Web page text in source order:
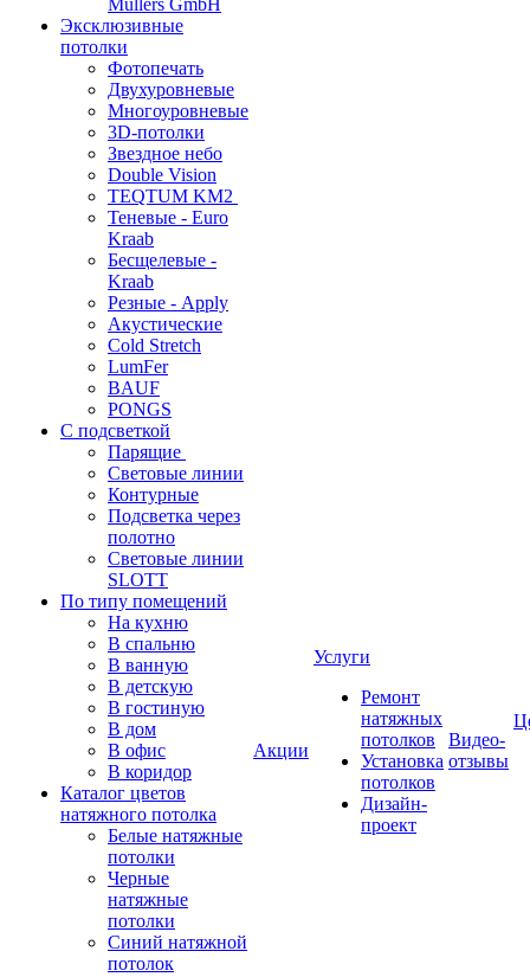
Müllers GmbH
Эксклюзивные
потолки
Фотопечать
Двухуровневые
Многоуровневые
3D-потолки
Звездное небо
Double Vision
TEQTUM KM2
Теневые - Euro
Kraab
Бесщелевые -
Kraab
Резные - Apply
Акустические
Cold Stretch
LumFer
BAUF
PONGS
С подсветкой
Парящие
Световые линии
Контурные
Подсветка через
полотно
Световые линии
SLOTT
По типу помещений
На кухню
В спальню
В ванную
В детскую
В гостиную
В дом
В офис
В коридор
Каталог цветов
натяжного потолка
Белые натяжные
потолки
Черные
натяжные
потолки
Синий натяжной
потолок
Акции
Услуги
Ремонт
натяжных
потолков
Установка
потолков
Дизайн-
проект
Видео-
отзывы